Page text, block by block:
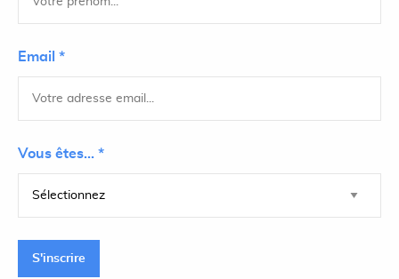
Email *
Vous êtes... *
S'inscrire